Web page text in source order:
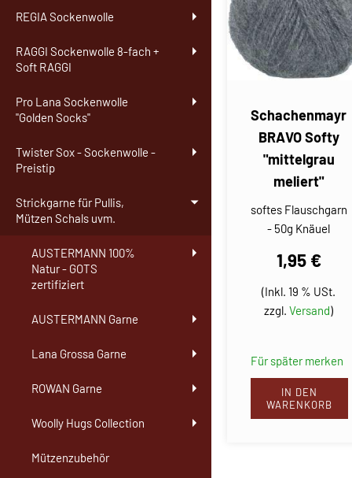
REGIA Sockenwolle
RAGGI Sockenwolle 8-fach +
Soft RAGGI
Pro Lana Sockenwolle
"Golden Socks"
Twister Sox - Sockenwolle -
Preistip
Strickgarne für Pullis,
Mützen Schals uvm.
AUSTERMANN 100%
Natur - GOTS
zertifiziert
AUSTERMANN Garne
Lana Grossa Garne
ROWAN Garne
Woolly Hugs Collection
Mützenzubehör
Schachenmayr
BRAVO Softy
"mittelgrau
meliert"
softes Flauschgarn
- 50g Knäuel
1,95 €
(Inkl. 19 % USt.
zzgl.Versand)
Für später merken
IN DEN
WARENKORB